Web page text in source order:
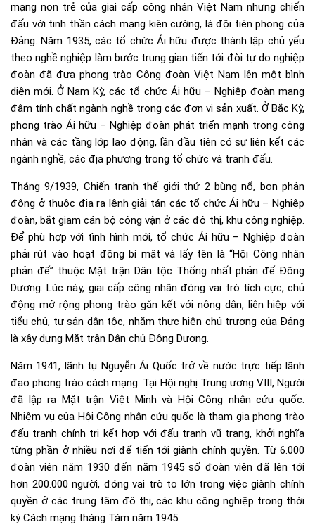
mạng non trẻ của giai cấp công nhân Việt Nam nhưng chiến
đấu với tinh thần cách mạng kiên cường, là đội tiên phong của
Đảng. Năm 1935, các tổ chức Ái hữu được thành lập chủ yếu
theo nghề nghiệp làm bước trung gian tiến tới đòi tự do nghiệp
đoàn đã đưa phong trào Công đoàn Việt Nam lên một bình
diện mới. Ở Nam Kỳ, các tổ chức Ái hữu – Nghiệp đoàn mang
đậm tính chất ngành nghề trong các đơn vị sản xuất. Ở Bắc Kỳ,
phong trào Ái hữu – Nghiệp đoàn phát triển mạnh trong công
nhân và các tầng lớp lao động, lần đầu tiên có sự liên kết các
ngành nghề, các địa phương trong tổ chức và tranh đấu.
Tháng 9/1939, Chiến tranh thế giới thứ 2 bùng nổ, bọn phản
động ở thuộc địa ra lệnh giải tán các tổ chức Ái hữu – Nghiệp
đoàn, bắt giam cán bộ công vận ở các đô thị, khu công nghiệp.
Để phù hợp với tình hình mới, tổ chức Ái hữu – Nghiệp đoàn
phải rút vào hoạt động bí mật và lấy tên là “Hội Công nhân
phản đế” thuộc Mặt trận Dân tộc Thống nhất phản đế Đông
Dương. Lúc này, giai cấp công nhân đóng vai trò tích cực, chủ
động mở rộng phong trào gắn kết với nông dân, liên hiệp với
tiểu chủ, tư sản dân tộc, nhằm thực hiện chủ trương của Đảng
là xây dựng Mặt trận Dân chủ Đông Dương.
Năm 1941, lãnh tụ Nguyễn Ái Quốc trở về nước trực tiếp lãnh
đạo phong trào cách mạng. Tại Hội nghị Trung ương VIII, Người
đã lập ra Mặt trận Việt Minh và Hội Công nhân cứu quốc.
Nhiệm vụ của Hội Công nhân cứu quốc là tham gia phong trào
đấu tranh chính trị kết hợp với đấu tranh vũ trang, khởi nghĩa
từng phần ở nhiều nơi để tiến tới giành chính quyền. Từ 6.000
đoàn viên năm 1930 đến năm 1945 số đoàn viên đã lên tới
hơn 200.000 người, đóng vai trò to lớn trong việc giành chính
quyền ở các trung tâm đô thị, các khu công nghiệp trong thời
kỳ Cách mạng tháng Tám năm 1945.